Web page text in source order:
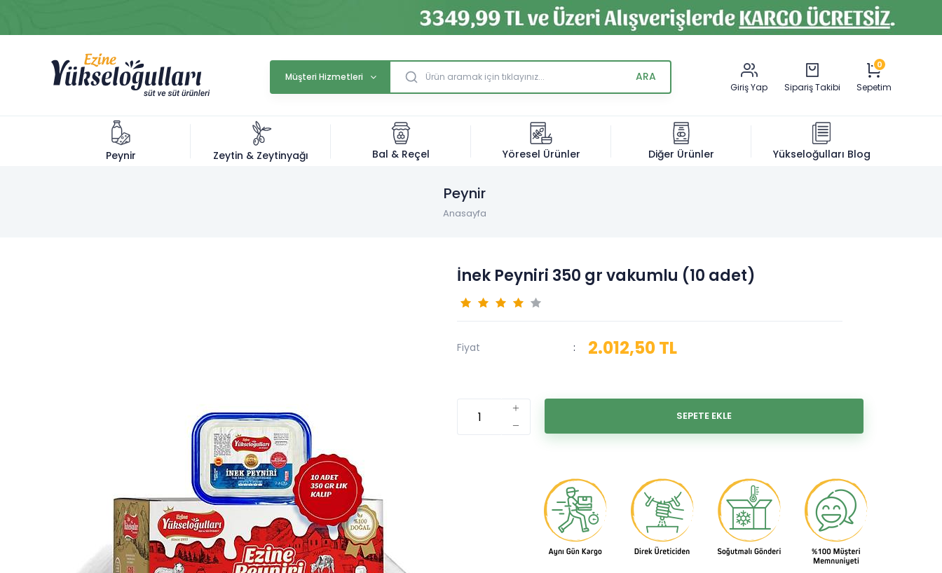
Müşteri Hizmetleri
Giriş Yap
Sipariş Takibi
0
Sepetim
Peynir Zeytin & Zeytinyağı Bal & Reçel Yöresel Ürünler Diğer Ürünler Yükseloğulları Blog
Peynir
Anasayfa
İnek Peyniri 350 gr vakumlu (10 adet)
Fiyat : 2.012,50 TL